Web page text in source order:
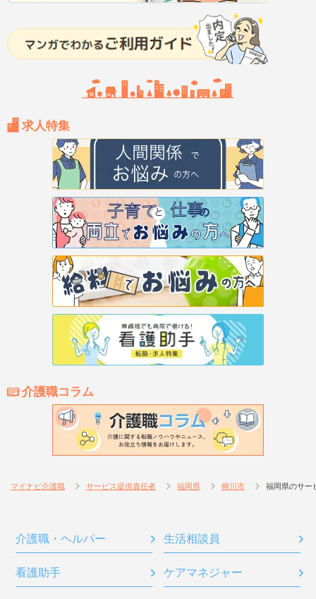
求人特集
介護職コラム
マイナビ介護職 サービス提供責任者 福岡県 柳川市 福岡県のサー
介護職・ヘルパー 生活相談員
看護助手 ケアマネジャー